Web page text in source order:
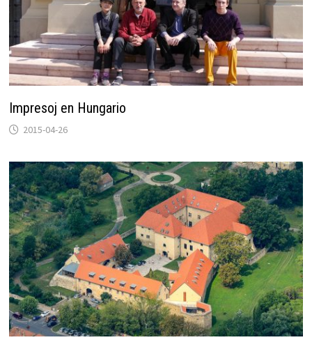
Impresoj en Hungario
2015-04-26